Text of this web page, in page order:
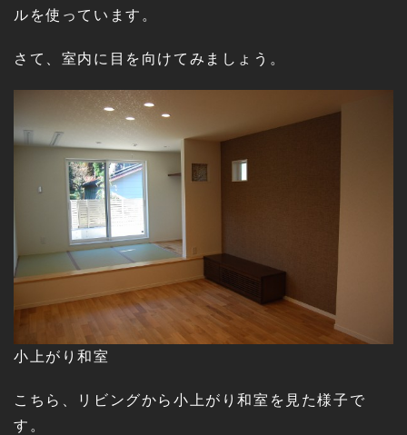
ルを使っています。
さて、室内に目を向けてみましょう。
小上がり和室
こちら、リビングから小上がり和室を見た様子で
す。